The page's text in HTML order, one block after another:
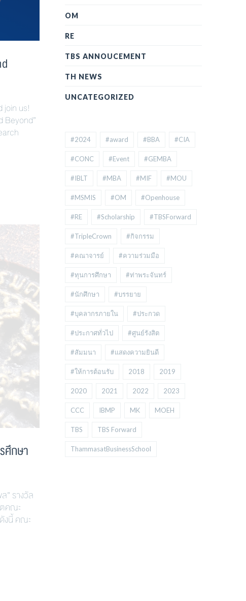
join us!
Beyond”
ศึกษา
รางวัล
คณะ
งนี้ คณะ
OM
RE
TBS ANNOUCEMENT
TH NEWS
UNCATEGORIZED
#2024 #award #BBA #CIA
#CONC #Event #GEMBA
#IBLT #MBA #MIF #MOU
#MSMIS #OM #Openhouse
#RE #Scholarship #TBSForward
#TripleCrown #กิจกรรม
#คณาจารย์ #ความร่วมมือ
#ทุนการศึกษา #ท่าพระจันทร์
#นักศึกษา #บรรยาย
#บุคลากรภายใน #ประกวด
#ประกาศทั่วไป #ศูนย์รังสิต
#สัมมนา #แสดงความยินดี
#ให้การต้อนรับ 2018 2019
2020 2021 2022 2023
CCC IBMP MK MOEH
TBS TBS Forward
ThammasatBusinessSchool